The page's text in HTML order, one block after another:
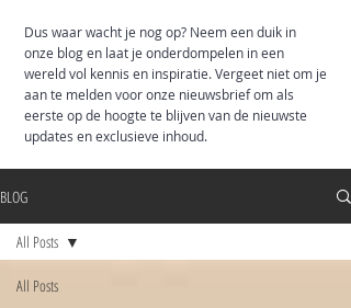
Dus waar wacht je nog op? Neem een duik in
onze blog en laat je onderdompelen in een
wereld vol kennis en inspiratie. Vergeet niet om je
aan te melden voor onze nieuwsbrief om als
eerste op de hoogte te blijven van de nieuwste
updates en exclusieve inhoud.
BLOG
All Posts
All Posts